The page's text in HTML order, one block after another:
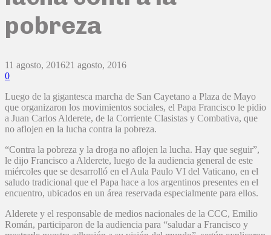
pobreza
11 agosto, 201621 agosto, 2016
0
Luego de la gigantesca marcha de San Cayetano a Plaza de Mayo
que organizaron los movimientos sociales, el Papa Francisco le pidio
a Juan Carlos Alderete, de la Corriente Clasistas y Combativa, que
no aflojen en la lucha contra la pobreza.
“Contra la pobreza y la droga no aflojen la lucha. Hay que seguir”,
le dijo Francisco a Alderete, luego de la audiencia general de este
miércoles que se desarrolló en el Aula Paulo VI del Vaticano, en el
saludo tradicional que el Papa hace a los argentinos presentes en el
encuentro, ubicados en un área reservada especialmente para ellos.
Alderete y el responsable de medios nacionales de la CCC, Emilio
Román, participaron de la audiencia para “saludar a Francisco y